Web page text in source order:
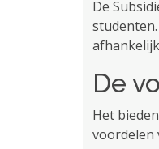
De
De
Het
voordelen